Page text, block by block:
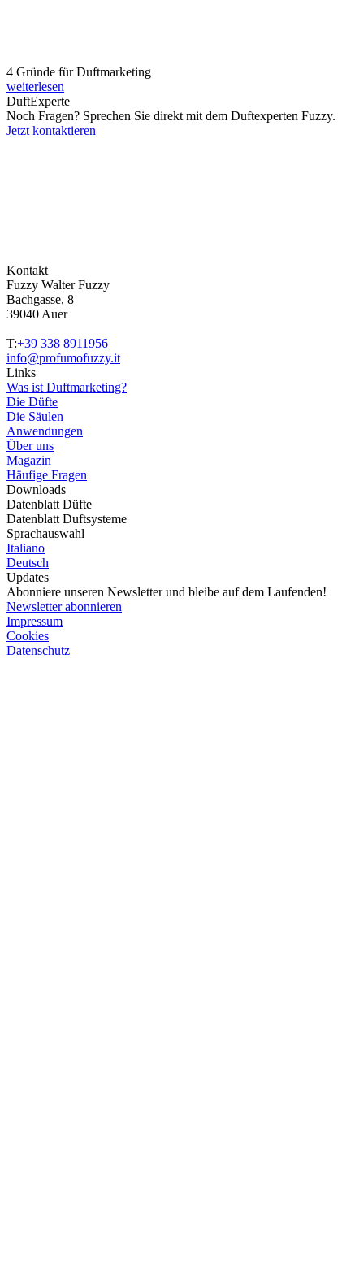
4 Gründe für Duftmarketing
weiterlesen
DuftExperte
Noch Fragen? Sprechen Sie direkt mit dem Duftexperten Fuzzy.
Jetzt kontaktieren
Kontakt
Fuzzy Walter Fuzzy
Bachgasse, 8
39040 Auer
T:+39 338 8911956
info@profumofuzzy.it
Links
Was ist Duftmarketing?
Die Düfte
Die Säulen
Anwendungen
Über uns
Magazin
Häufige Fragen
Downloads
Datenblatt Düfte
Datenblatt Duftsysteme
Sprachauswahl
Italiano
Deutsch
Updates
Abonniere unseren Newsletter und bleibe auf dem Laufenden!
Newsletter abonnieren
Impressum
Cookies
Datenschutz